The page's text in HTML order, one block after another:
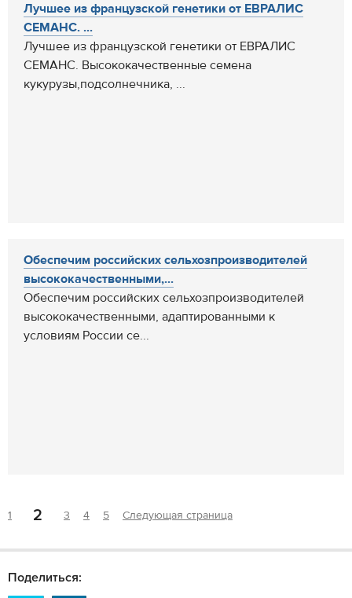
Лучшее из французской генетики от ЕВРАЛИС
СЕМАНС. ...
Лучшее из французской генетики от ЕВРАЛИС
СЕМАНС. Высококачественные семена
кукурузы,подсолнечника, ...
Обеспечим российских сельхозпроизводителей
высококачественными,...
Обеспечим российских сельхозпроизводителей
высококачественными, адаптированными к
условиям России се...
1 2 3 4 5 Следующая страница
Поделиться: